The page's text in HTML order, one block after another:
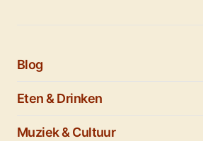
Blog
Eten & Drinken
Muziek & Cultuur